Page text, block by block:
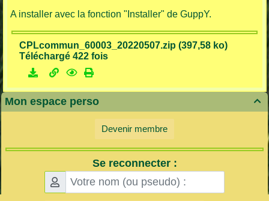
A installer avec la fonction "Installer" de GuppY.
CPLcommun_60003_20220507.zip (397,58 ko)
Téléchargé 422 fois

Mon espace perso
Devenir membre
Se reconnecter :